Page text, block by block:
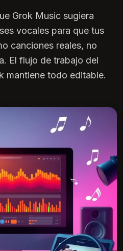
Grok Music sugiera
vocales para que tus
canciones reales, no
El flujo de trabajo del
mantiene todo editable.